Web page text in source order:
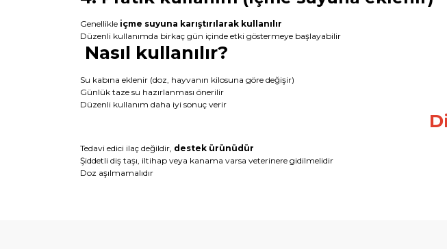
Genellikle içme suyuna karıştırılarak kullanılır
Düzenli kullanımda birkaç gün içinde etki göstermeye başlayabilir
Nasıl kullanılır?
Su kabına eklenir (doz, hayvanın kilosuna göre değişir)
Günlük taze su hazırlanması önerilir
Düzenli kullanım daha iyi sonuç verir
Tedavi edici ilaç değildir, destek ürünüdür
Şiddetli diş taşı, iltihap veya kanama varsa veterinere gidilmelidir
Doz aşılmamalıdır